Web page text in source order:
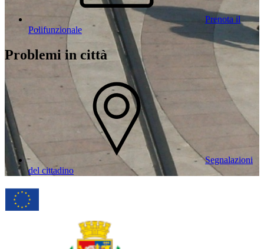
Prenota il
Polifunzionale
Problemi in città
Segnalazioni
del cittadino